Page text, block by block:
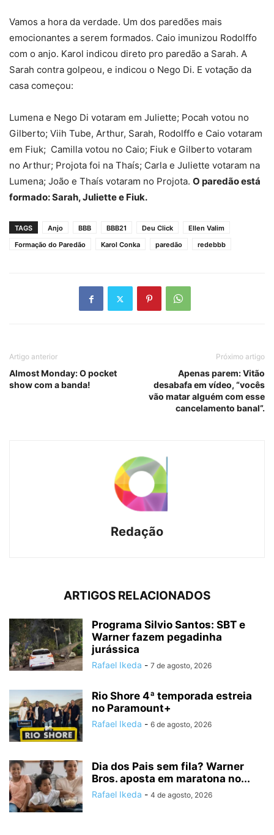
Vamos a hora da verdade. Um dos paredões mais
emocionantes a serem formados. Caio imunizou Rodolffo
com o anjo. Karol indicou direto pro paredão a Sarah. A
Sarah contra golpeou, e indicou o Nego Di. E votação da
casa começou:
Lumena e Nego Di votaram em Juliette; Pocah votou no
Gilberto; Viih Tube, Arthur, Sarah, Rodolffo e Caio votaram
em Fiuk; Camilla votou no Caio; Fiuk e Gilberto votaram
no Arthur; Projota foi na Thaís; Carla e Juliette votaram na
Lumena; João e Thaís votaram no Projota. O paredão está
formado: Sarah, Juliette e Fiuk.
TAGS Anjo BBB BBB21 Deu Click
Ellen Valim
Formação do Paredão
Karol Conka paredão redebbb
Artigo anterior
Almost Monday: O pocket
show com a banda!
Próximo artigo
Apenas parem: Vitão
desabafa em vídeo, “vocês
vão matar alguém com esse
cancelamento banal”.
Redação
ARTIGOS RELACIONADOS
Programa Silvio Santos: SBT e
Warner fazem pegadinha
jurássica
Rafael Ikeda - 7 de agosto, 2026
Rio Shore 4ª temporada estreia
no Paramount+
Rafael Ikeda - 6 de agosto, 2026
Dia dos Pais sem fila? Warner
Bros. aposta em maratona no...
Rafael Ikeda - 4 de agosto, 2026